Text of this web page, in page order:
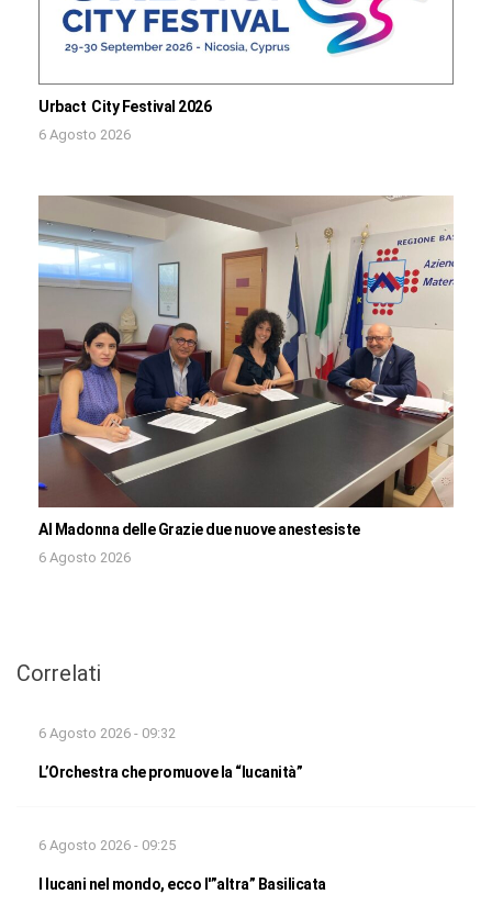
Urbact City Festival 2026
6 Agosto 2026
Al Madonna delle Grazie due nuove anestesiste
6 Agosto 2026
Correlati
6 Agosto 2026 - 09:32
L’Orchestra che promuove la “lucanità”
6 Agosto 2026 - 09:25
I lucani nel mondo, ecco l'”altra” Basilicata